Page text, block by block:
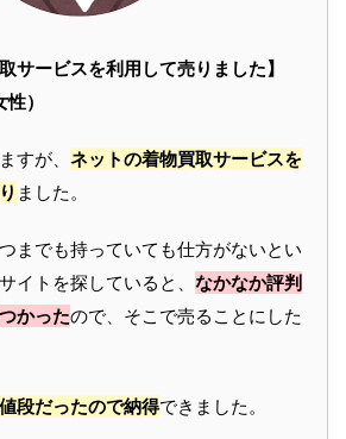
サービスを利用して売りました】
）
すが、 ネットの着物買取サービスを
ました。
までも持っていても仕方がないとい
イトを探していると、 なかなか評判
かったので、そこで売ることにした
段だったので納得できました。